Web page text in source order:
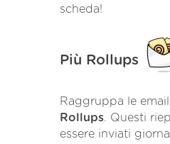
scheda!
Più Rollups
Raggruppa le
Rollups. Questi
essere inviati